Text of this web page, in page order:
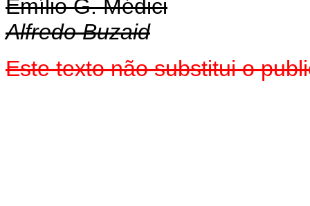
Emílio G. Médici
Alfredo Buzaid
Este texto não substitui o